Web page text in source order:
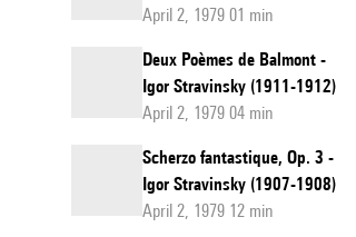
April 2, 1979 01 min
Deux Poèmes de Balmont -
Igor Stravinsky (1911-1912)
April 2, 1979 04 min
Scherzo fantastique, Op. 3 -
Igor Stravinsky (1907-1908)
April 2, 1979 12 min